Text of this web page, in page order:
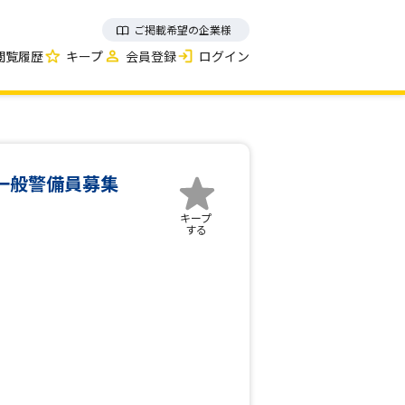
ご掲載希望の企業様
覧履歴 キープ 会員登録 ログイン
キープ
する
般警備員募集